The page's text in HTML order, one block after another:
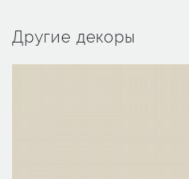
Другие декоры